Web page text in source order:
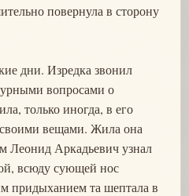
повернула в сторону
дни. Изредка звонил
вопросами о
только иногда, в его
своими вещами. Жила она
Леонид Аркадьевич узнал
всюду сующей нос
придыханием та шептала в